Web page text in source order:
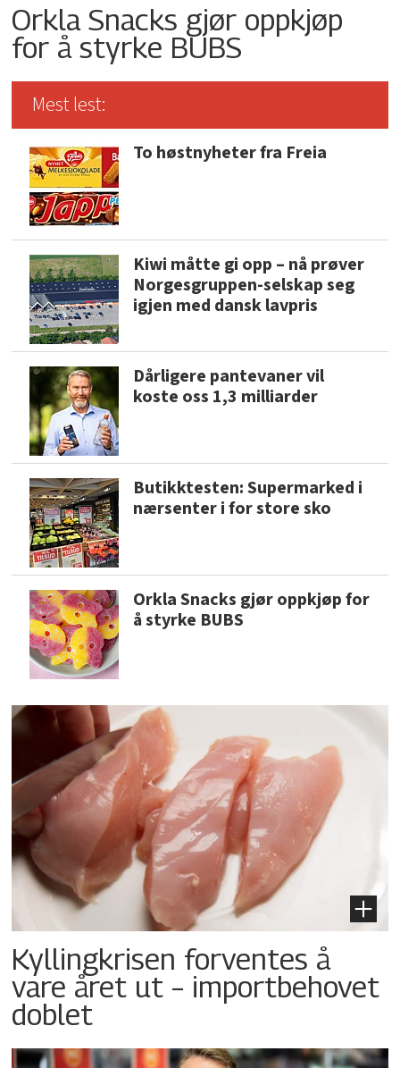
Orkla Snacks gjør oppkjøp
for å styrke BUBS
Mest lest:
To høstnyheter fra Freia
Kiwi måtte gi opp – nå prøver
Norgesgruppen-selskap seg
igjen med dansk lavpris
Dårligere pantevaner vil
koste oss 1,3 milliarder
Butikktesten: Supermarked i
nærsenter i for store sko
Orkla Snacks gjør oppkjøp for
å styrke BUBS
Kyllingkrisen forventes å
vare året ut – importbehovet
doblet